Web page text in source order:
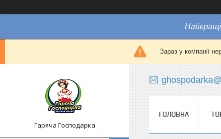
Зараз у компанії
Гаряча Господарка
ГОЛОВНА